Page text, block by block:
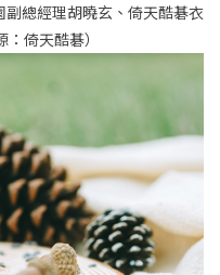
總經理胡曉玄、倚天酷碁衣
倚天酷碁）